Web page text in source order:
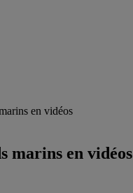
en vidéos
marins en vidéos